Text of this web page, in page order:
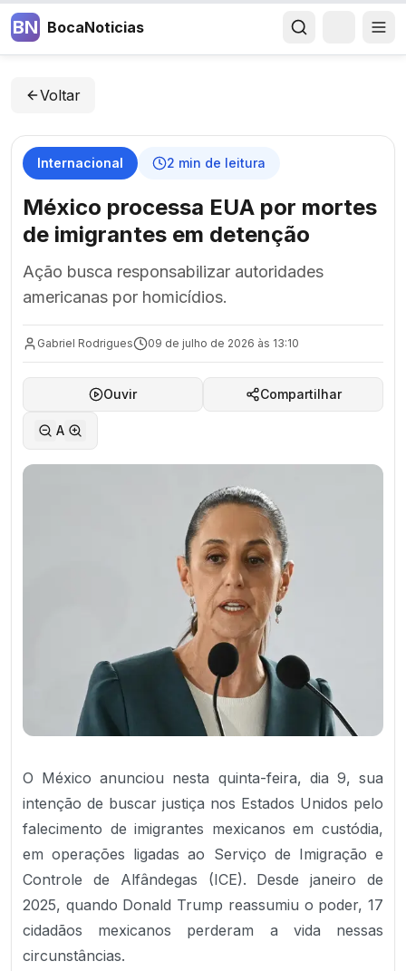
BN BocaNoticias
Voltar
Internacional 2 min de leitura
México processa EUA por mortes
de imigrantes em detenção
Ação busca responsabilizar autoridades
americanas por homicídios.
Gabriel Rodrigues 09 de julho de 2026 às 13:10
Ouvir Compartilhar
A
O México anunciou nesta quinta-feira, dia 9, sua
intenção de buscar justiça nos Estados Unidos pelo
falecimento de imigrantes mexicanos em custódia,
em operações ligadas ao Serviço de Imigração e
Controle de Alfândegas (ICE). Desde janeiro de
2025, quando Donald Trump reassumiu o poder, 17
cidadãos mexicanos perderam a vida nessas
circunstâncias.